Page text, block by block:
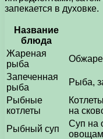
запекается в духовке.
Название
блюда
Жареная
рыба
Запеченная
рыба
Рыба,
Рыбные
котлеты
на
Рыбный суп
Суп на